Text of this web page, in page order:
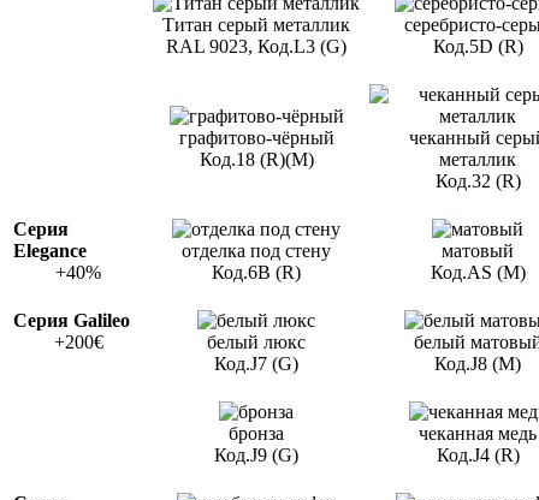
Титан серый металлик
RAL 9023, Код.L3 (G)
серебристо-
Код.5D (R)
графитово-чёрный
Код.18 (R)(M)
чеканный
металлик
Код.32 (R)
Серия
Elegance
+40%
отделка под стену
Код.6В (R)
матовый
Код.AS (M)
Серия Galileo
+200€
белый люкс
Код.J7 (G)
белый
Код.J8 (M)
бронза
Код.J9 (G)
чеканная медь
Код.J4 (R)